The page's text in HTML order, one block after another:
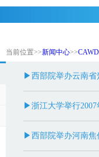
当前位置>>新闻中心>>
▶西部院举办云南省
▶浙江大学举行
▶西部院举办河南焦